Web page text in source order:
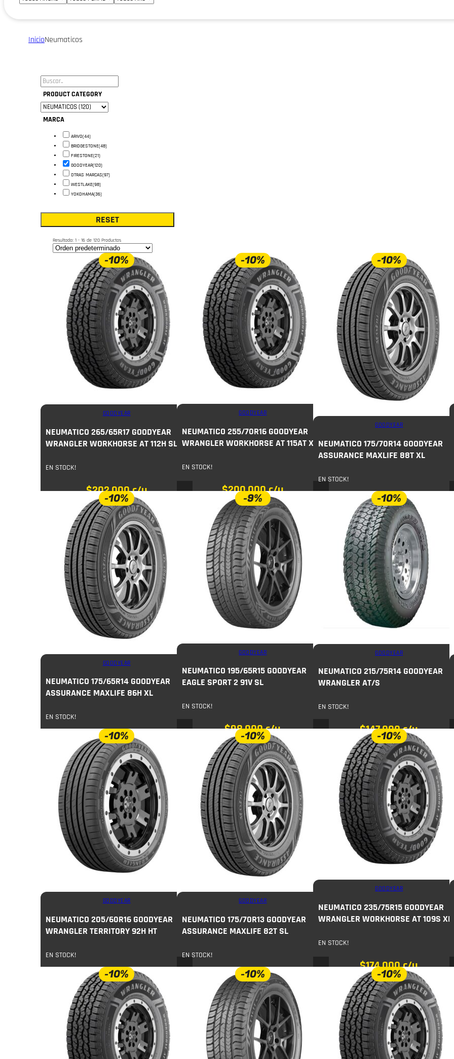
InicioNeumaticos
PRODUCT CATEGORY
MARCA
ARIVO(44)
BRIDGESTONE(48)
FIRESTONE(21)
GOODYEAR(120)
OTRAS MARCAS(97)
WESTLAKE(98)
YOKOHAMA(36)
RESET
Resultado: 1 - 16 de 120 Productos
-10%
GOODYEAR
NEUMATICO 265/65R17 GOODYEAR
WRANGLER WORKHORSE AT 112H SL
EN STOCK!
$202.000c/u
COMPRAR
-10%
GOODYEAR
NEUMATICO 255/70R16 GOODYEAR
WRANGLER WORKHORSE AT 115AT XL
EN STOCK!
$200.000c/u
COMPRAR
-10%
GOODYEAR
NEUMATICO 175/70R14 GOODYEAR
ASSURANCE MAXLIFE 88T XL
EN STOCK!
$75.000c/u
COMPRAR
-10%
GOODYEAR
NEUMATICO 175/65R14 GOODYEAR
ASSURANCE MAXLIFE 86H XL
EN STOCK!
$73.000c/u
COMPRAR
-9%
GOODYEAR
NEUMATICO 195/65R15 GOODYEAR
EAGLE SPORT 2 91V SL
EN STOCK!
$98.000c/u
COMPRAR
-10%
GOODYEAR
NEUMATICO 215/75R14 GOODYEAR
WRANGLER AT/S
EN STOCK!
$147.000c/u
COMPRAR
-10%
GOODYEAR
NEUMATICO 205/60R16 GOODYEAR
WRANGLER TERRITORY 92H HT
EN STOCK!
$131.000c/u
COMPRAR
-10%
GOODYEAR
NEUMATICO 175/70R13 GOODYEAR
ASSURANCE MAXLIFE 82T SL
EN STOCK!
$66.000c/u
COMPRAR
-10%
GOODYEAR
NEUMATICO 235/75R15 GOODYEAR
WRANGLER WORKHORSE AT 109S XL
EN STOCK!
$174.000c/u
COMPRAR
-10% -10% -10%